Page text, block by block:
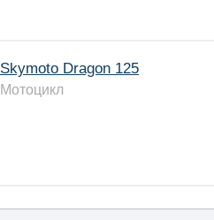
Skymoto Dragon 125
Мотоцикл